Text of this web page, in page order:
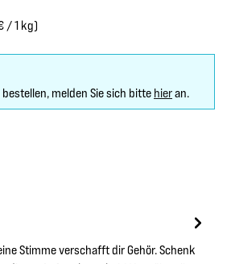
/ 1 kg)
melden Sie sich bitte hieran.
Stimme verschafft dir Gehör. Schenk